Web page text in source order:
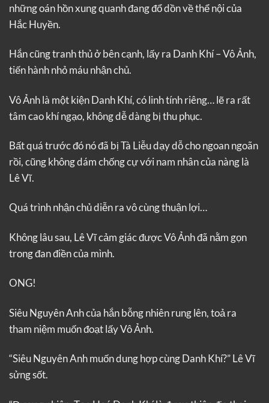
những oán hồn xung quanh đang đổ dồn về thể nội của
Hắc Huyền.
Hắn cũng tranh thủ ở bên cạnh, lấy ra Danh Khí – Vô Ảnh,
tiến hành nhỏ máu nhận chủ.
Vô Ảnh là một kiện Danh Khí, có linh tính riêng… lẽ ra rất
tâm cao khí ngạo, không dễ dàng bị thu phục.
Bất quá trước đó nó đã bị Tà Liễu dạy dỗ cho ngoan ngoãn
rồi, cũng không dám chống cự với nam nhân của nàng là
Lê Vĩ.
Quá trình nhận chủ diễn ra vô cùng thuận lợi…
Không lâu sau, Lê Vĩ cảm giác được Vô Ảnh đã nằm gọn
trong đan điền của mình.
ONG!
Siêu Nguyên Anh của hắn bỗng nhiên rung lên, toả ra
tham niệm muốn đoạt lấy Vô Ảnh.
“Siêu Nguyên Anh muốn dung hợp cùng Danh Khí?” Lê Vĩ
sửng sốt.